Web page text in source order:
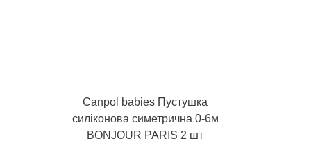
Canpol babies Пустушка
силіконова симетрична 0-6м
BONJOUR PARIS 2 шт